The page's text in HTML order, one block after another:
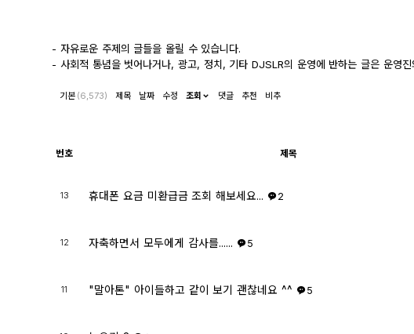
- 자유로운 주제의 글들을 올릴 수 있습니다.
- 사회적 통념을 벗어나거나, 광고, 정치, 기타 DJSLR의 운영에 반하는 글은 운영
기본 (6,573) 제목 날짜 수정 조회 댓글 추천 비추
번호 제목
13 휴대폰 요금 미환급금 조회 해보세요... 2
12 자축하면서 모두에게 감사를...... 5
11 "말아톤" 아이들하고 같이 보기 괜찮네요 ^^ 5